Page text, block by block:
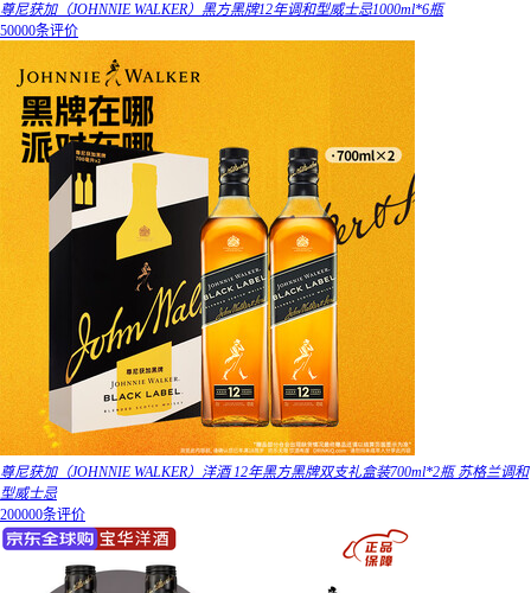
尊尼获加（JOHNNIE WALKER）黑方黑牌12年调和型威士忌1000ml*6瓶
50000条评价
尊尼获加（JOHNNIE WALKER）洋酒 12年黑方黑牌双支礼盒装700ml*2瓶 苏格兰调和
型威士忌
200000条评价